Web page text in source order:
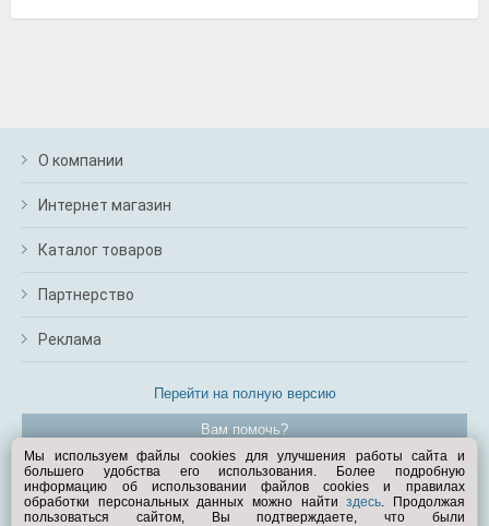
О компании
Интернет магазин
Каталог товаров
Партнерство
Реклама
Перейти на полную версию
Вам помочь?
© Exist.ru 1998—2026
Мы используем файлы cookies для улучшения работы сайта и
большего удобства его использования. Более подробную
информацию об использовании файлов cookies и правилах
обработки персональных данных можно найтиздесь. Продолжая
пользоваться сайтом, Вы подтверждаете, что были